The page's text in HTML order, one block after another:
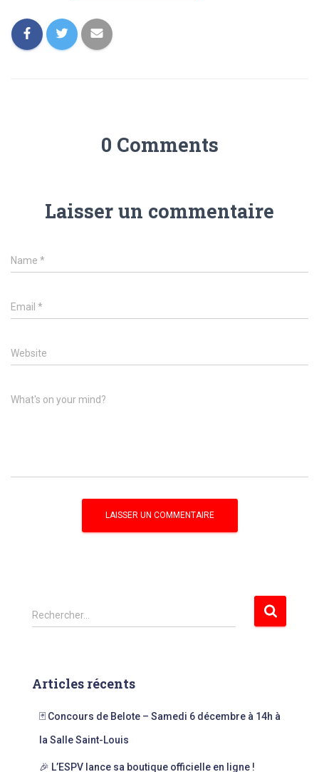
0 Comments
Laisser un commentaire
Name *
Email *
Website
What's on your mind?
R
e
r
Rechercher…
Articles récents
🃏 Concours de Belote – Samedi 6 décembre à 14h à
la Salle Saint-Louis
🎉 L’ESPV lance sa boutique officielle en ligne !